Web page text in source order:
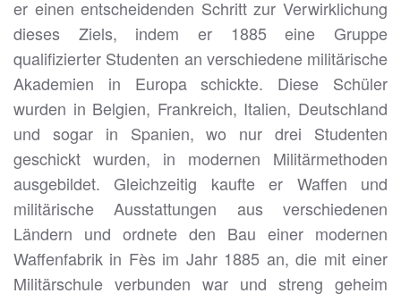
er einen entscheidenden Schritt zur Verwirklichung
dieses Ziels, indem er 1885 eine Gruppe
qualifizierter Studenten an verschiedene militärische
Akademien in Europa schickte. Diese Schüler
wurden in Belgien, Frankreich, Italien, Deutschland
und sogar in Spanien, wo nur drei Studenten
geschickt wurden, in modernen Militärmethoden
ausgebildet. Gleichzeitig kaufte er Waffen und
militärische Ausstattungen aus verschiedenen
Ländern und ordnete den Bau einer modernen
Waffenfabrik in Fès im Jahr 1885 an, die mit einer
Militärschule verbunden war und streng geheim